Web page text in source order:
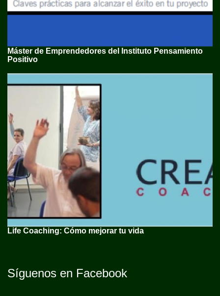
Máster de Emprendedores del Instituto Pensamiento
Positivo
Life Coaching: Cómo mejorar tu vida
Síguenos en Facebook